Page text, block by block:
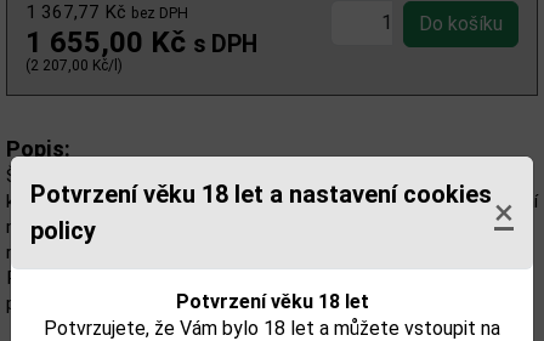
Potvrzení věku 18 let a nastavení cookies
policy
×
Potvrzení věku 18 let
Potvrzujete, že Vám bylo 18 let a můžete vstoupit na
1 367,77 Kč bez DPH
1 655,00 Kč s DPH
(2 207,00 Kč/l)
Popis:
Šampaňské Veuve Clicquot Arrow Paris Brut nabízí suchý,
krémový profil s jemnými a vytrvalými bublinkami, vznikající tradiční
metodou v oblasti Champagne. S 12,5 % alkoholu a
reprezentačním dárkovým kartonem je Veuve Clicquot Arrow
Paris Brut ideální pro slavnostní přípitky a párování s vybranými
pokrmy.